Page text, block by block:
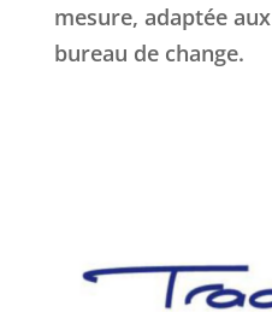
mesure, adaptée
bureau de change.